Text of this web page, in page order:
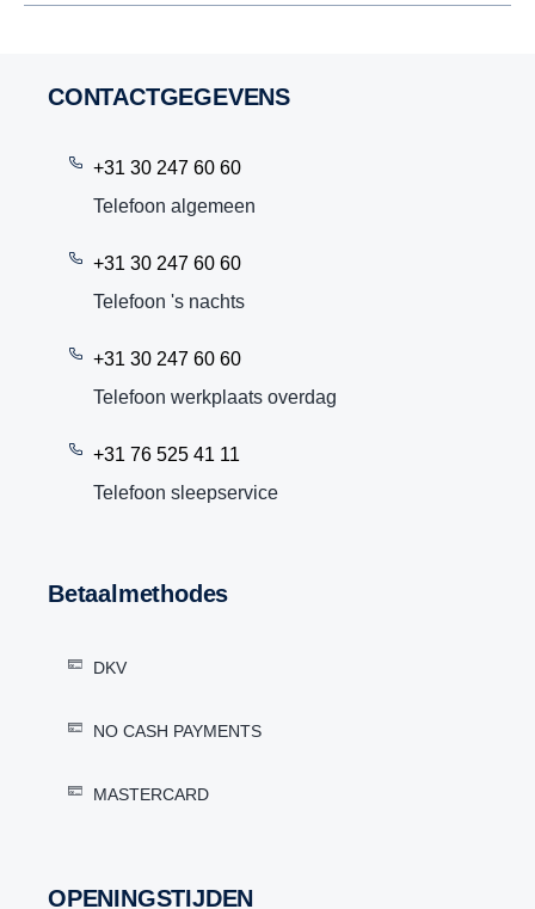
CONTACTGEGEVENS
+31 30 247 60 60
Telefoon algemeen
+31 30 247 60 60
Telefoon 's nachts
+31 30 247 60 60
Telefoon werkplaats overdag
+31 76 525 41 11
Telefoon sleepservice
Betaalmethodes
DKV
NO CASH PAYMENTS
MASTERCARD
OPENINGSTIJDEN